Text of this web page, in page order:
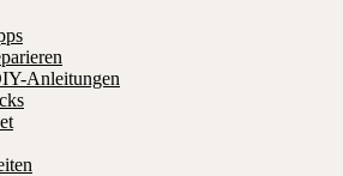
Anleitungen